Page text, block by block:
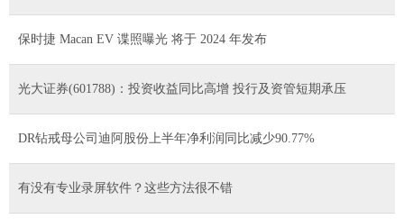
保时捷 Macan EV 谍照曝光 将于 2024 年发布
光大证券(601788)：投资收益同比高增 投行及资管短期承压
DR钻戒母公司迪阿股份上半年净利润同比减少90.77%
有没有专业录屏软件？这些方法很不错